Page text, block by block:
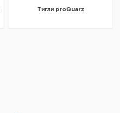
Тигли proQuarz